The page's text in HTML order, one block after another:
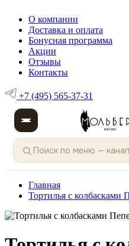
О компании
Доставка и оплата
Бонусная программа
Акции
Отзывы
Контакты
+7 (495) 565-37-31
Главная
Тортилья с колбасками